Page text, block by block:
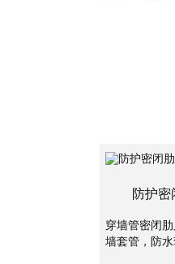
防护密
穿墙管密闭
墙套管，防